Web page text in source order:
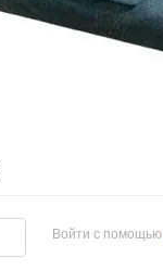
Войти с помощью